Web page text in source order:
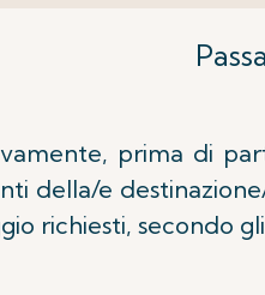
prima di
della/e
richiesti, secondo